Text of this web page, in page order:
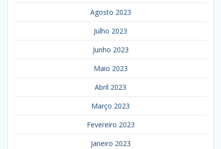
Agosto 2023
Julho 2023
Junho 2023
Maio 2023
Abril 2023
Março 2023
Fevereiro 2023
Janeiro 2023